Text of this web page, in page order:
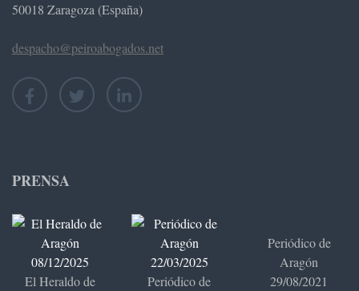
50018 Zaragoza (España)
despacho@peiroabogados.net
PRENSA
El Heraldo de
Periódico de
Periódico de
Aragón
29/08/2021